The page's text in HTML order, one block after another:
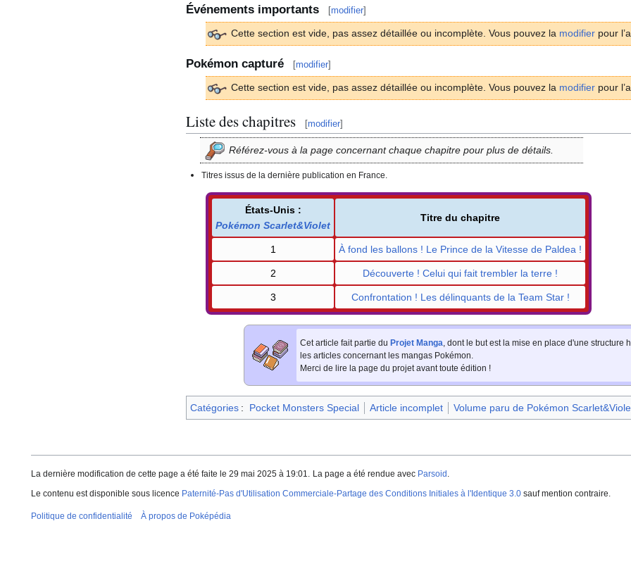
Événements importants [modifier]
Cette section est vide, pas assez détaillée ou incomplète. Vous pouvez la modifier pour
Pokémon capturé [modifier]
Cette section est vide, pas assez détaillée ou incomplète. Vous pouvez la modifier pour
Liste des chapitres [modifier]
Référez-vous à la page concernant chaque chapitre pour plus de détails.
Titres issus de la dernière publication en France.
États-Unis :
Pokémon Scarlet&Violet
Titre du chapitre
1 À fond les ballons ! Le Prince de la Vitesse de Paldea !
2 Découverte ! Celui qui fait trembler la terre !
3 Confrontation ! Les délinquants de la Team Star !
Cet article fait partie du Projet Manga , dont le but est la mise en place d'une structure
les articles concernant les mangas Pokémon.
Merci de lire la page du projet avant toute édition !
Catégories : Pocket Monsters Special Article incomplet Volume paru de Pokémon
La dernière modification de cette page a été faite le 29 mai 2025 à 19:01. La page a été rendue avec Parsoid .
Le contenu est disponible sous licence Paternité-Pas d'Utilisation Commerciale-Partage des Conditions Initiales à l'Identique 3.0 sauf mention contraire.
Politique de confidentialité À propos de Poképédia